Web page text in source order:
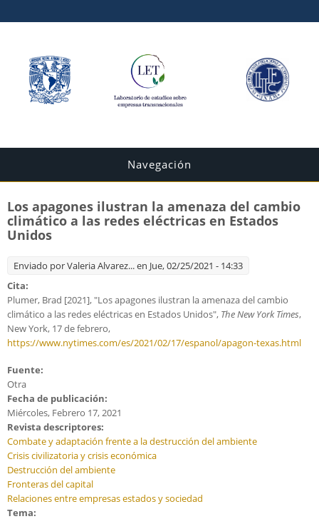
Navegación
Los apagones ilustran la amenaza del cambio
climático a las redes eléctricas en Estados
Unidos
Enviado porValeria Alvarez...en Jue, 02/25/2021 - 14:33
Cita:
Plumer, Brad [2021], "Los apagones ilustran la amenaza del cambio
climático a las redes eléctricas en Estados Unidos", The New York Times,
New York, 17 de febrero,
https://www.nytimes.com/es/2021/02/17/espanol/apagon-texas.html
Fuente:
Otra
Fecha de publicación:
Miércoles, Febrero 17, 2021
Revista descriptores:
Combate y adaptación frente a la destrucción del ambiente
Crisis civilizatoria y crisis económica
Destrucción del ambiente
Fronteras del capital
Relaciones entre empresas estados y sociedad
Tema: